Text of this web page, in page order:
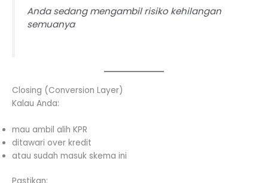
Anda sedang mengambil risiko kehilangan
semuanya
Closing (Conversion Layer)
Kalau Anda:
mau ambil alih KPR
ditawari over kredit
atau sudah masuk skema ini